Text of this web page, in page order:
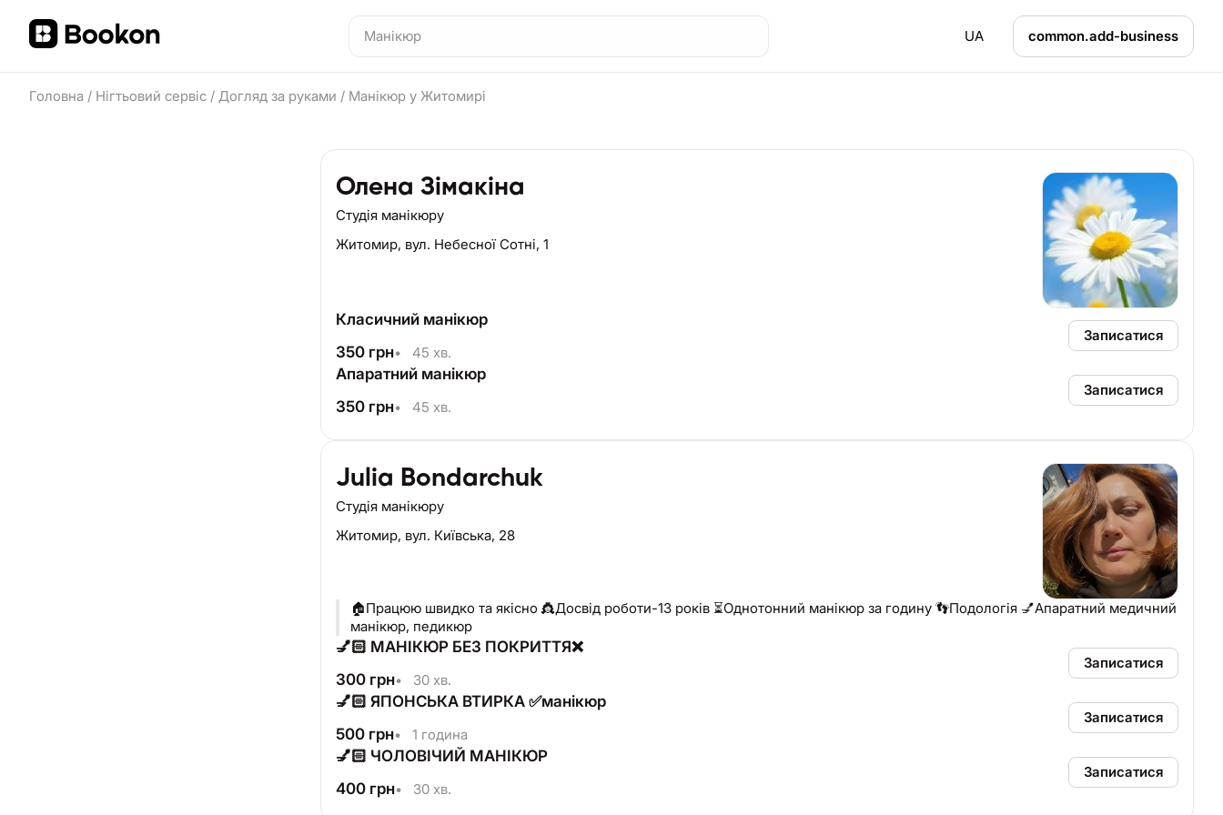
UA common.add-business
Головна / Нігтьовий сервіс / Догляд за руками / Манікюр у Житомирі
Олена Зімакіна
Студія манікюру
Житомир, вул. Небесної Сотні, 1
Класичний манікюр
350 грн• 45 хв.
Записатися
Апаратний манікюр
350 грн• 45 хв.
Записатися
Julia Bondarchuk
Студія манікюру
Житомир, вул. Київська, 28
🏠Працюю швидко та якісно 👸Досвід роботи-13 років ⏳Однотонний манікюр за годину 👣Подологія 💅Апаратний медичний
манікюр, педикюр
💅🏻 МАНІКЮР БЕЗ ПОКРИТТЯ❌
300 грн• 30 хв.
Записатися
💅🏻 ЯПОНСЬКА ВТИРКА ✅манікюр
500 грн• 1 година
Записатися
💅🏻 ЧОЛОВІЧИЙ МАНІКЮР
400 грн• 30 хв.
Записатися